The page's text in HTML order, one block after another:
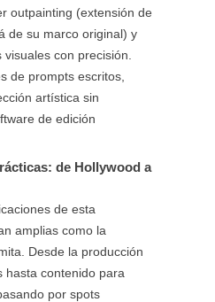
outpainting (extensión de
de su marco original) y
visuales con precisión.
de prompts escritos,
artística sin
de edición
de Hollywood a
de esta
amplias como la
Desde la producción
hasta contenido para
por spots